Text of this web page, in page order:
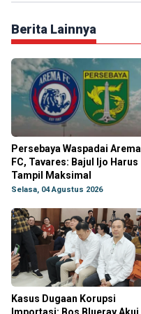
Berita Lainnya
Persebaya Waspadai Arema
FC, Tavares: Bajul Ijo Harus
Tampil Maksimal
Selasa, 04 Agustus 2026
Kasus Dugaan Korupsi